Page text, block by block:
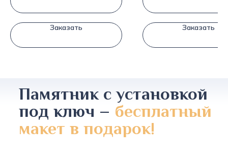
Заказать Заказать
Памятник с установкой
под ключ – бесплатный
макет в подарок!